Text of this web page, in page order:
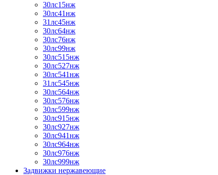
30лс15нж
30лс41нж
31лс45нж
30лс64нж
30лс76нж
30лс99нж
30лс515нж
30лс527нж
30лс541нж
31лс545нж
30лс564нж
30лс576нж
30лс599нж
30лс915нж
30лс927нж
30лс941нж
30лс964нж
30лс976нж
30лс999нж
Задвижки нержавеющие